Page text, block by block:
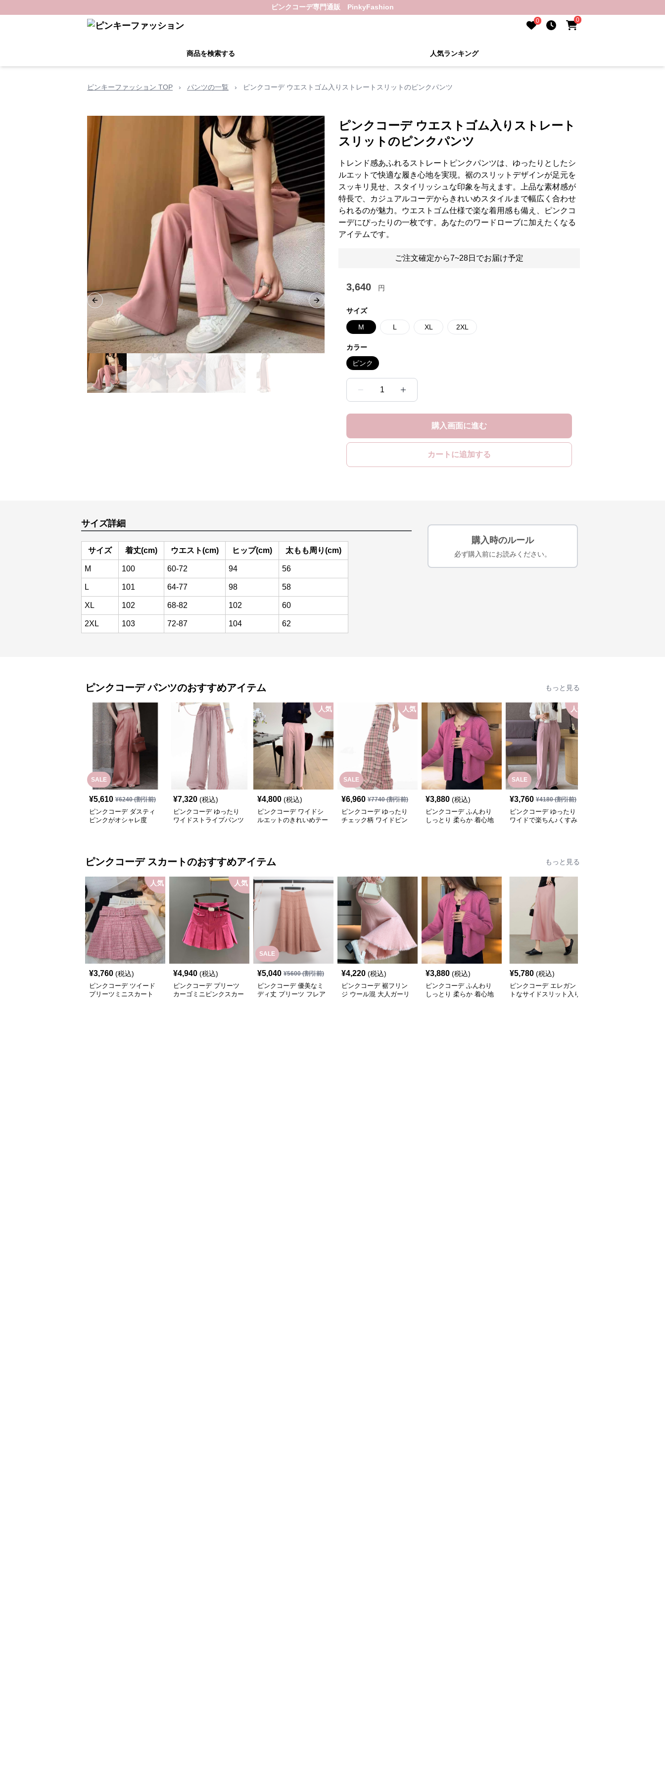
ピンクコーデ専門通販 PinkyFashion
0 0
商品を検索する 人気ランキング
ピンキーファッション TOP › パンツの一覧 › ピンクコーデ ウエストゴム入りストレートスリットのピンクパンツ
Previous slide Next slide
ピンクコーデ ウエストゴム入りストレート
スリットのピンクパンツ
トレンド感あふれるストレートピンクパンツは、ゆったりとしたシ
ルエットで快適な履き心地を実現。裾のスリットデザインが足元を
スッキリ見せ、スタイリッシュな印象を与えます。上品な素材感が
特長で、カジュアルコーデからきれいめスタイルまで幅広く合わせ
られるのが魅力。ウエストゴム仕様で楽な着用感も備え、ピンクコ
ーデにぴったりの一枚です。あなたのワードローブに加えたくなる
アイテムです。
ご注文確定から7~28日でお届け予定
3,640 円
サイズ
M L XL 2XL
カラー
ピンク
1
購入画面に進む
カートに追加する
サイズ詳細
サイズ 着丈(cm) ウエスト(cm) ヒップ(cm) 太もも周り(cm)
M 100 60-72 94 56
L 101 64-77 98 58
XL 102 68-82 102 60
2XL 103 72-87 104 62
購入時のルール
必ず購入前にお読みください。
ピンクコーデ パンツのおすすめアイテム もっと見る
SALE
¥5,610 ¥6240(割引前)
ピンクコーデ ダスティ
ピンクがオシャレ度
¥7,320 (税込)
ピンクコーデ ゆったり
ワイドストライプパンツ
人気
¥4,800 (税込)
ピンクコーデ ワイドシ
ルエットのきれいめテー
SALE
人気
¥6,960 ¥7740(割引前)
ピンクコーデ ゆったり
チェック柄 ワイドピン
¥3,880 (税込)
ピンクコーデ ふんわり
しっとり 柔らか 着心地
SALE
人気
¥3,760 ¥4180(割引前)
ピンクコーデ ゆったり
ワイドで楽ちん♪くすみ
ピンクコーデ スカートのおすすめアイテム もっと見る
人気
¥3,760 (税込)
ピンクコーデ ツイード
プリーツミニスカート
人気
¥4,940 (税込)
ピンクコーデ プリーツ
カーゴミニピンクスカー
SALE
¥5,040 ¥5600(割引前)
ピンクコーデ 優美なミ
ディ丈 プリーツ フレア
¥4,220 (税込)
ピンクコーデ 裾フリン
ジ ウール混 大人ガーリ
¥3,880 (税込)
ピンクコーデ ふんわり
しっとり 柔らか 着心地
¥5,780 (税込)
ピンクコーデ エレガン
トなサイドスリット入り